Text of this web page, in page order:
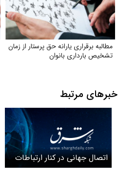
مطالبه برقراری یارانه حق پرستار از زمان
تشخیص بارداری بانوان
خبرهای مرتبط
اتصال جهانی در کنار ارتباطات
پایدار؛ دو بال حکمرانی